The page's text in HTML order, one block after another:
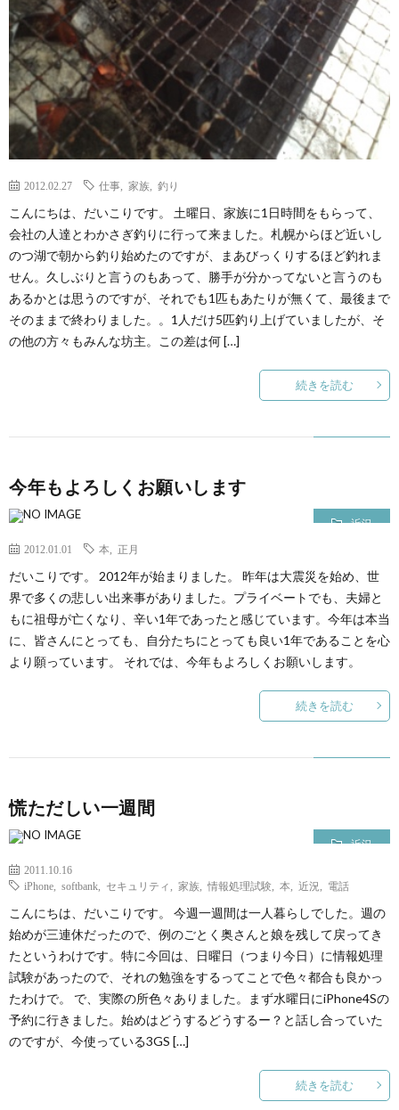
2012.02.27 仕事 家族 釣り
こんにちは、だいこりです。 土曜日、家族に1日時間をもらって、
会社の人達とわかさぎ釣りに行って来ました。札幌からほど近いし
のつ湖で朝から釣り始めたのですが、まあびっくりするほど釣れま
せん。久しぶりと言うのもあって、勝手が分かってないと言うのも
あるかとは思うのですが、それでも1匹もあたりが無くて、最後まで
そのままで終わりました。。1人だけ5匹釣り上げていましたが、そ
の他の方々もみんな坊主。この差は何 […]
続きを読む
今年もよろしくお願いします
近況
2012.01.01 本 正月
だいこりです。 2012年が始まりました。 昨年は大震災を始め、世
界で多くの悲しい出来事がありました。プライベートでも、夫婦と
もに祖母が亡くなり、辛い1年であったと感じています。今年は本当
に、皆さんにとっても、自分たちにとっても良い1年であることを心
より願っています。 それでは、今年もよろしくお願いします。
続きを読む
慌ただしい一週間
近況
2011.10.16
iPhone
softbank セキュリティ 家族 情報処理試験 本 近況 電話
こんにちは、だいこりです。 今週一週間は一人暮らしでした。週の
始めが三連休だったので、例のごとく奥さんと娘を残して戻ってき
たというわけです。特に今回は、日曜日（つまり今日）に情報処理
試験があったので、それの勉強をするってことで色々都合も良かっ
たわけで。 で、実際の所色々ありました。まず水曜日にiPhone4Sの
予約に行きました。始めはどうするどうするー？と話し合っていた
のですが、今使っている3GS […]
続きを読む